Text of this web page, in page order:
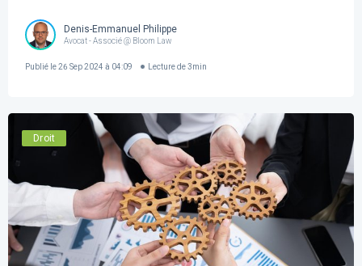
Denis-Emmanuel Philippe
Avocat - Associé @ Bloom Law
Publié le26 Sep 2024 à 04:09 Lecture de 3min
Droit